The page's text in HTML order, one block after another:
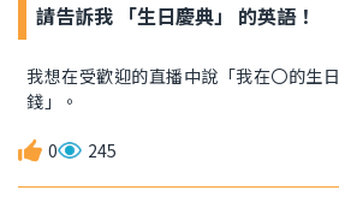
請告訴我 「生日慶典」 的英語！
我想在受歡迎的直播中說「我在〇的生
錢」。
0 245